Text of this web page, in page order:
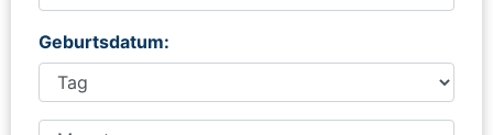
Geburtsdatum: